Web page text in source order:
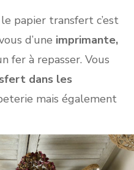
papier transfert c’est
d’une imprimante,
fer à repasser. Vous
dans les
mais également